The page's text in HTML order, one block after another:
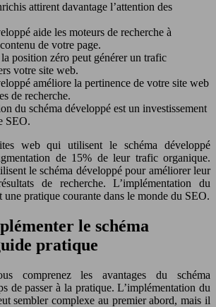
attirent davantage l’attention des
aide les moteurs de recherche à
de votre page.
position zéro peut générer un trafic
votre site web.
améliore la pertinence de votre site web
de recherche.
du schéma développé est un investissement
SEO.
web qui utilisent le schéma développé
de 15% de leur trafic organique.
le schéma développé pour améliorer leur
de recherche. L’implémentation du
une pratique courante dans le monde du SEO.
le schéma
pratique
comprenez les avantages du schéma
de passer à la pratique. L’implémentation du
sembler complexe au premier abord, mais il